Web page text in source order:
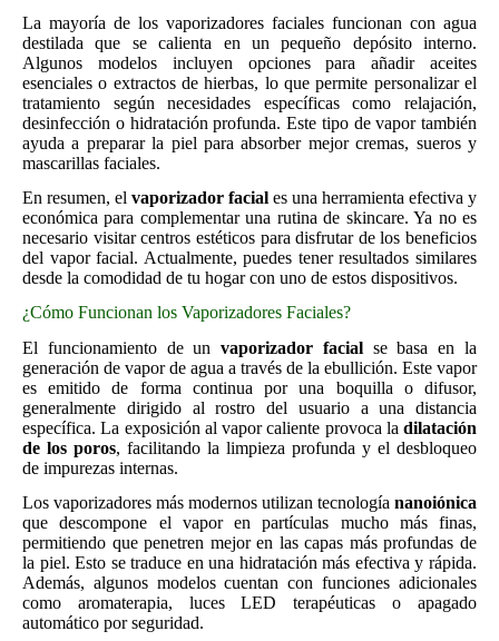
La mayoría de los vaporizadores faciales funcionan con agua
destilada que se calienta en un pequeño depósito interno.
Algunos modelos incluyen opciones para añadir aceites
esenciales o extractos de hierbas, lo que permite personalizar el
tratamiento según necesidades específicas como relajación,
desinfección o hidratación profunda. Este tipo de vapor también
ayuda a preparar la piel para absorber mejor cremas, sueros y
mascarillas faciales.
En resumen, el vaporizador facial es una herramienta efectiva y
económica para complementar una rutina de skincare. Ya no es
necesario visitar centros estéticos para disfrutar de los beneficios
del vapor facial. Actualmente, puedes tener resultados similares
desde la comodidad de tu hogar con uno de estos dispositivos.
¿Cómo Funcionan los Vaporizadores Faciales?
El funcionamiento de unvaporizador facialse basa en la
generación de vapor de agua a través de la ebullición. Este vapor
es emitido de forma continua por una boquilla o difusor,
generalmente dirigido al rostro del usuario a una distancia
específica. La exposición al vapor caliente provoca la dilatación
de los poros, facilitando la limpieza profunda y el desbloqueo
de impurezas internas.
Los vaporizadores más modernos utilizan tecnología nanoiónica
que descompone el vapor en partículas mucho más finas,
permitiendo que penetren mejor en las capas más profundas de
la piel. Esto se traduce en una hidratación más efectiva y rápida.
Además, algunos modelos cuentan con funciones adicionales
como aromaterapia, luces LED terapéuticas o apagado
automático por seguridad.